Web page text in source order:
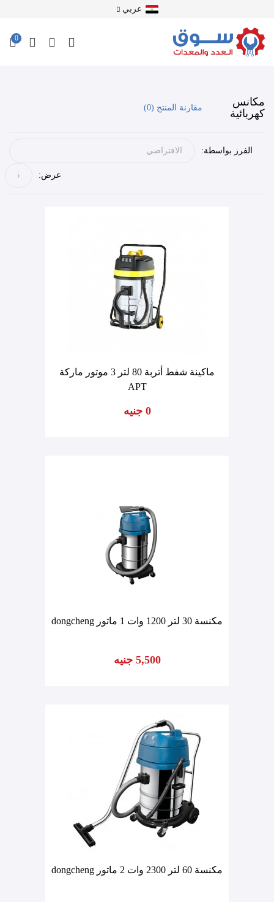
عربي
0
مكانس
كهربائية
مقارنة المنتج (0)
الفرز بواسطة:
عرض:
ماكينة شفط أتربة 80 لتر 3 موتور ماركة
APT
0 جنيه
مكنسة 30 لتر 1200 وات 1 ماتور dongcheng
5,500 جنيه
مكنسة 60 لتر 2300 وات 2 ماتور dongcheng